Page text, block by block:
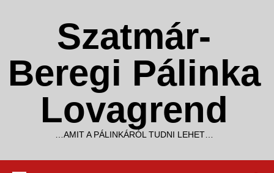
Szatmár-
Beregi Pálinka
Lovagrend
…AMIT A PÁLINKÁRÓL TUDNI LEHET…